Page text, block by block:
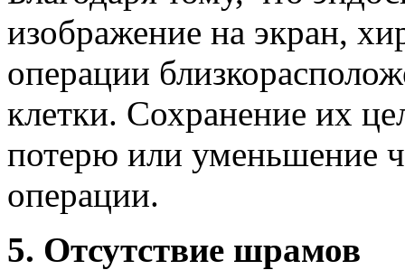
изображение на экран,
операции
клетки. Сохранение их
потерю или уменьшение
операции.
5. Отсутствие шрамов